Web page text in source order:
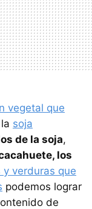
vegetal que
soja
de la soja,
los
y verduras que
podemos lograr
de